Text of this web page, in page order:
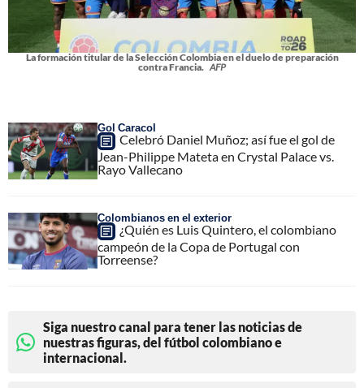
La formación titular de la Selección Colombia en el duelo de preparación
contra Francia. AFP
Gol Caracol
Celebró Daniel Muñoz; así fue el gol de
Jean-Philippe Mateta en Crystal Palace vs.
Rayo Vallecano
Colombianos en el exterior
¿Quién es Luis Quintero, el colombiano
campeón de la Copa de Portugal con
Torreense?
Siga nuestro canal para tener las noticias de
nuestras figuras, del fútbol colombiano e
internacional.